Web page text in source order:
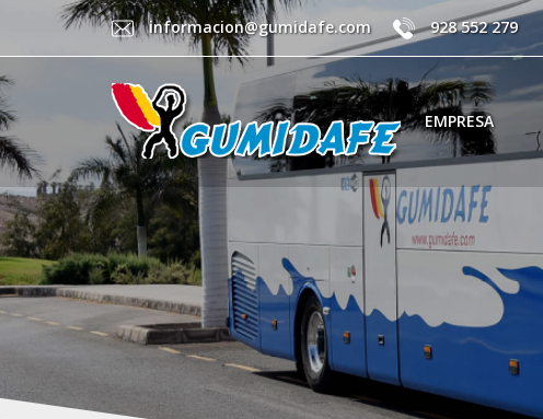
informacion@gumidafe.com 928 552 279
EMPRESA